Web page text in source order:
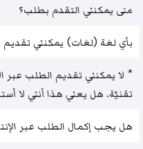
متى يمكنني التقدم بطلب؟
بأي لغة (لغات) يمكنني
* لا يمكنني تقديم الطلب عبر
تقنيّة. هل يعني هذا أنني لا
هل يجب إكمال الطلب عبر